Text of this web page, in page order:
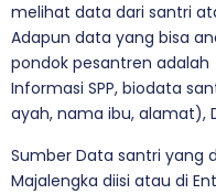
melihat data dari santri
Adapun data yang bisa
pondok pesantren
Informasi SPP, biodata
ayah, nama ibu, alamat),
Sumber Data santri yang
Majalengka diisi atau di